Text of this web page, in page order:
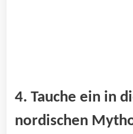
4. Tauche​ ein‌ in
nordischen‌